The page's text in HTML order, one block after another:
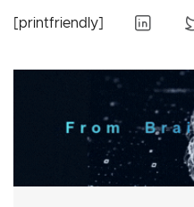
[printfriendly]